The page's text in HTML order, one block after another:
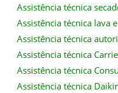
Assistência técnica
Assistência técnica lava
Assistência técnica
Assistência técnica
Assistência técnica
Assistência técnica